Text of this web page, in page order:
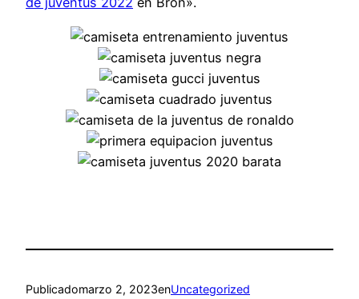
Publicadomarzo 2, 2023enUncategorized